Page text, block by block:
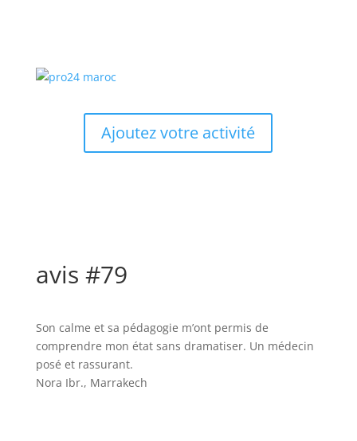
Ajoutez votre activité
avis #79
Son calme et sa pédagogie m’ont permis de
comprendre mon état sans dramatiser. Un médecin
posé et rassurant.
Nora Ibr., Marrakech